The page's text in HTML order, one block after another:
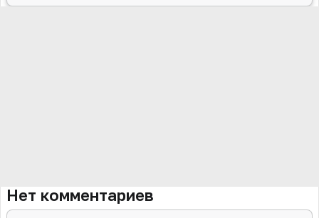
Нет комментариев